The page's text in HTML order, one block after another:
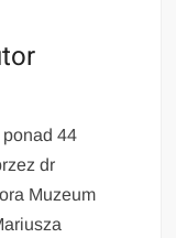
44
dr
Muzeum